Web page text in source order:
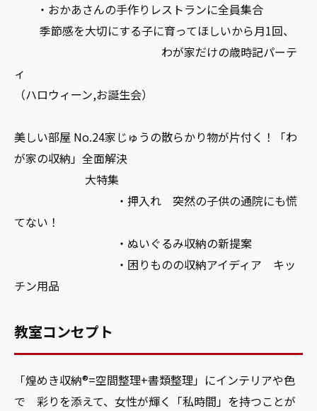
・おかあさんの手作りレストランに全員集合
季節感を大切にする子に育ってほしいから月1回、
わが家だけの歳時記パーテ
ィ
（ハロウィーン,お誕生会）
美しい部屋 No.24家じゅうの散らかり物が片付く！「わ
が家の収納」全面解決
大特集
・押入れ 突然の子供の通院にも慌
てない！
・ぬいぐるみ収納の新提案
・困りものの収納アイディア キッ
チン用品
教室コンセプト
「煌めき収納®=空間整理+書類整理」にインテリアや色
で 彩りを添えて、女性が輝く「私時間」を持つことが